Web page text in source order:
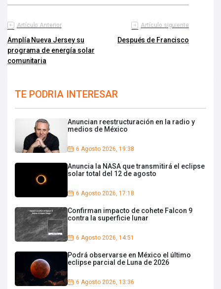
Artículo Anterior
Amplía Nueva Jersey su
programa de energía solar
comunitaria
Artículo siguiente
Después de Francisco
TE PODRIA INTERESAR
Anuncian reestructuración en la radio y
medios de México
6 Agosto 2026, 19:38
Anuncia la NASA que transmitirá el eclipse
solar total del 12 de agosto
6 Agosto 2026, 17:18
Confirman impacto de cohete Falcon 9
contra la superficie lunar
6 Agosto 2026, 14:51
Podrá observarse en México el último
eclipse parcial de Luna de 2026
6 Agosto 2026, 13:36